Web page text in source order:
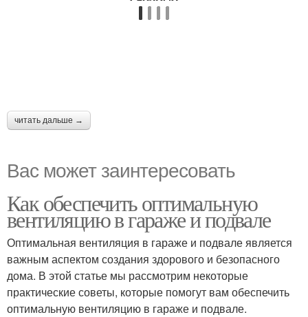
читать дальше →
Вас может заинтересовать
Как обеспечить оптимальную
вентиляцию в гараже и подвале
Оптимальная вентиляция в гараже и подвале является
важным аспектом создания здорового и безопасного
дома. В этой статье мы рассмотрим некоторые
практические советы, которые помогут вам обеспечить
оптимальную вентиляцию в гараже и подвале.